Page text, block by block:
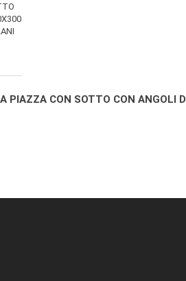
PIAZZA CON SOTTO CON ANGOLI